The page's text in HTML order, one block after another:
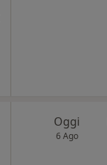
Oggi
6 Ago